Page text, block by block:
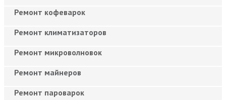
Ремонт кофеварок
Ремонт климатизаторов
Ремонт микроволновок
Ремонт майнеров
Ремонт пароварок